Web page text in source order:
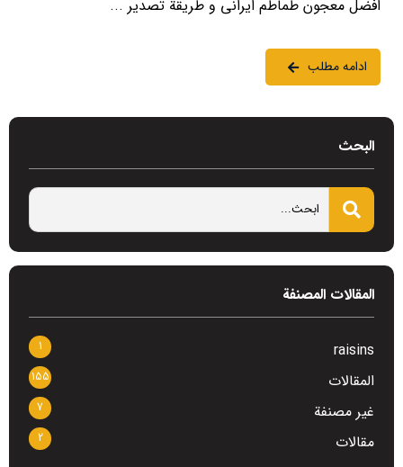
افضل معجون طماطم ايراني و طريقة تصدير ...
ادامه مطلب
البحث
المقالات المصنفة
raisins
1
المقالات 155
غير مصنفة 7
مقالات 2